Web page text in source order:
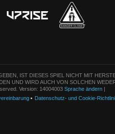
IST DIESES SPIEL NICHT MIT
UND WIRD AUCH VON SOLCHEN
Version: 14004003 Sprache ändern |
Datenschutz- und Cookie-